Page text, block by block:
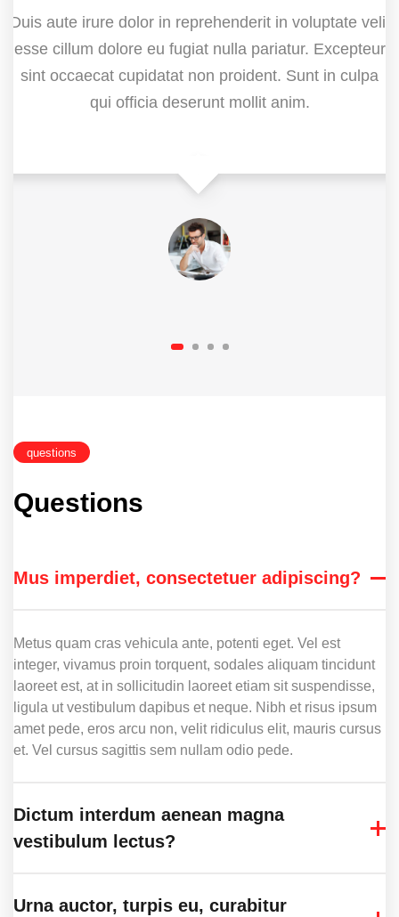
Duis aute irure dolor in reprehenderit in voluptate velit
esse cillum dolore eu fugiat nulla pariatur. Excepteur
sint occaecat cupidatat non proident. Sunt in culpa
qui officia deserunt mollit anim.
questions
Questions
Mus imperdiet, consectetuer adipiscing?
Metus quam cras vehicula ante, potenti eget. Vel est
integer, vivamus proin torquent, sodales aliquam tincidunt
laoreet est, at in sollicitudin laoreet etiam sit suspendisse,
ligula ut vestibulum dapibus et neque. Nibh et risus ipsum
amet pede, eros arcu non, velit ridiculus elit, mauris cursus
et. Vel cursus sagittis sem nullam odio pede.
Dictum interdum aenean magna
vestibulum lectus?
Urna auctor, turpis eu, curabitur